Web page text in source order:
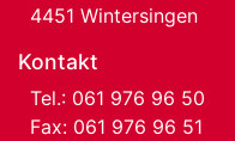
4451 Wintersingen
Kontakt
Tel.: 061 976 96 50
Fax: 061 976 96 51